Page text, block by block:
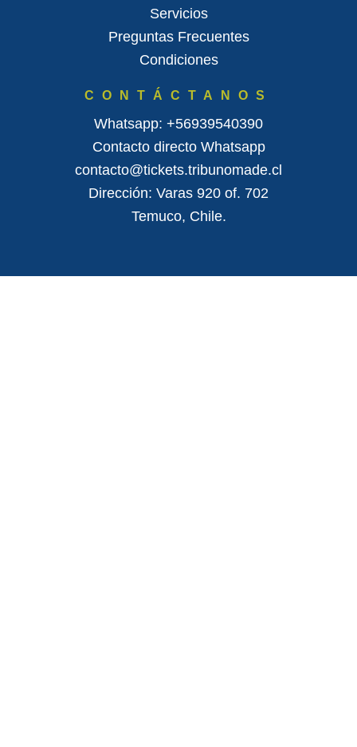
Servicios
Preguntas Frecuentes
Condiciones
CONTÁCTANOS
Whatsapp: +56939540390
Contacto directo Whatsapp
contacto@tickets.tribunomade.cl
Dirección: Varas 920 of. 702
Temuco, Chile.